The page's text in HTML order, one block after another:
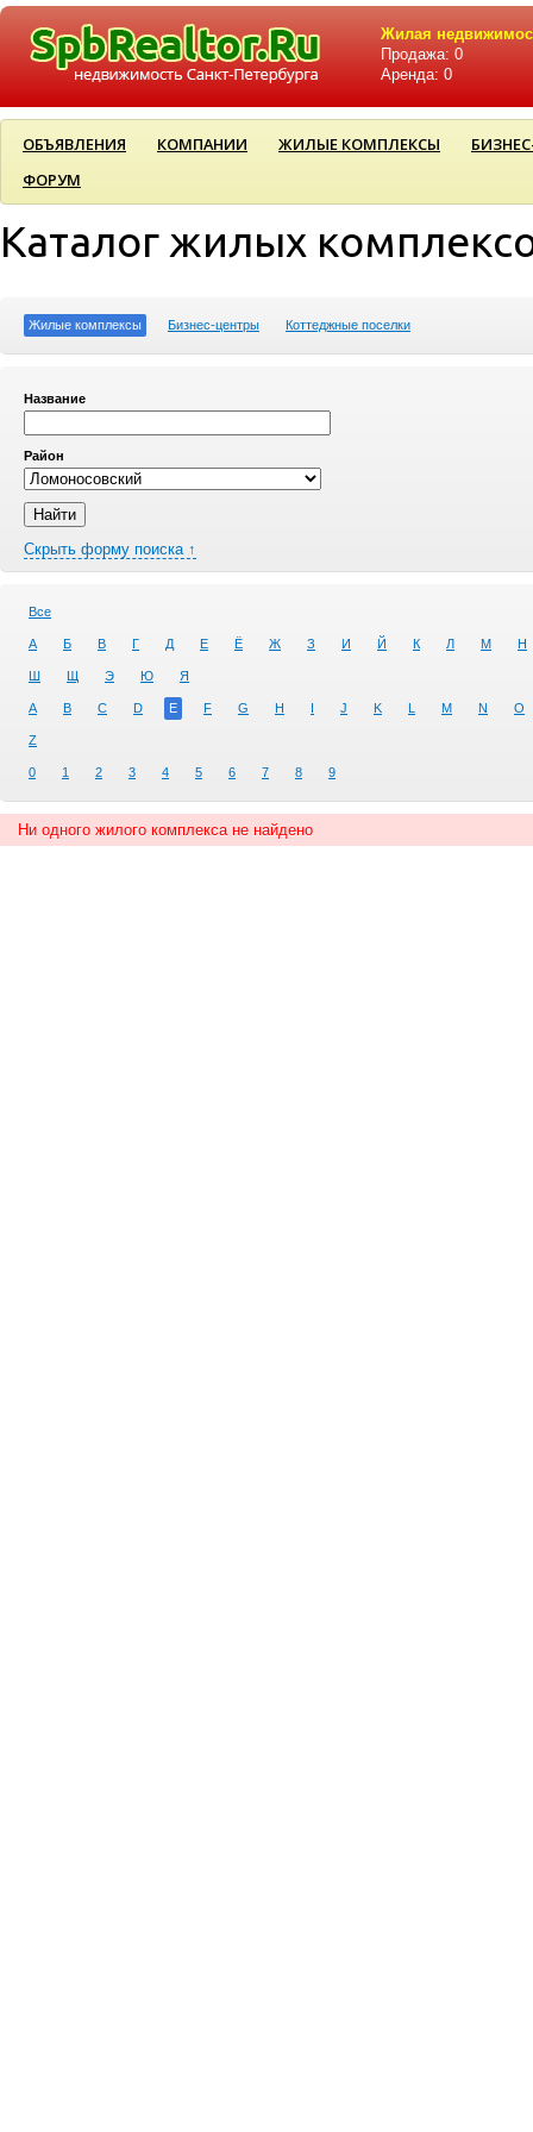
Жилая
Продажа: 0
Аренда: 0
ОБЪЯВЛЕНИЯ КОМПАНИИ ЖИЛЫЕ КОМПЛЕКСЫ
ФОРУМ
Каталог жилых
Жилые комплексы Бизнес-центры Коттеджные поселки
Название
Район
Скрыть форму поиска ↑
Все
А Б В Г Д Е Ё Ж З И Й К Л М Н
Ш Щ Э Ю Я
A B C D E F G H I J K L M N O
Z
0 1 2 3 4 5 6 7 8 9
Ни одного жилого комплекса не найдено